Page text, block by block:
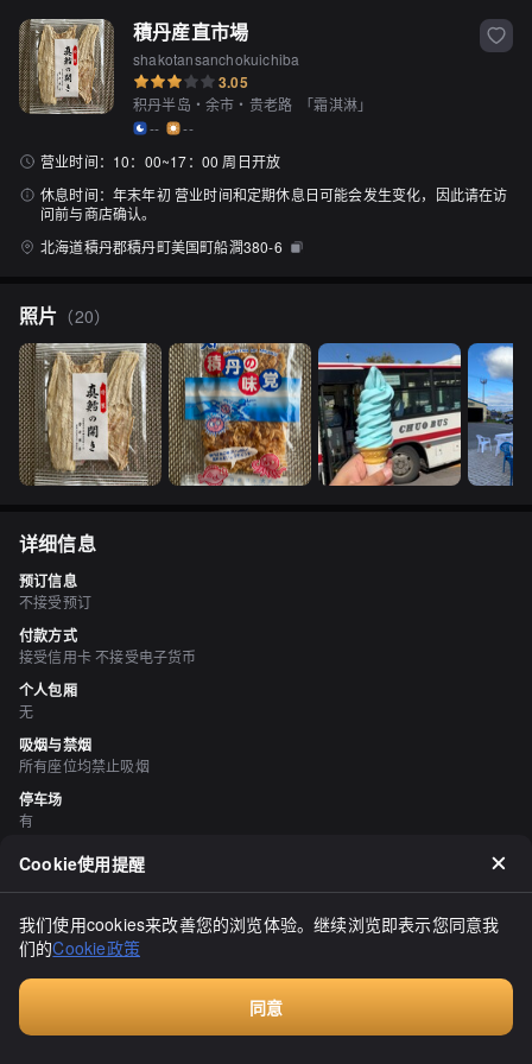
積丹産直市場
shakotansanchokuichiba
3.05
积丹半岛・余市・贵老路 「霜淇淋」
--
--
营业时间： 10：00~17：00 周日开放
休息时间： 年末年初 营业时间和定期休息日可能会发生变化，因此请在访
问前与商店确认。
北海道積丹郡積丹町美国町船澗380-6
照片 （20）
详细信息
预订信息
不接受预订
付款方式
接受信用卡 不接受电子货币
个人包厢
无
吸烟与禁烟
所有座位均禁止吸烟
停车场
有
空间与设备
有开放式露台
评价（5）
すずめちゅん
在从岬之湯返回的路上发现了这家店！虽然店名带有“新鲜”的字样，
但我并没有看到什么新鲜的东西，但他们的招牌产品似乎是“蛤蜊蓝软
Cookie使用提醒
我们使用cookies来改善您的浏览体验。继续浏览即表示您同意我
们的Cookie政策
同意